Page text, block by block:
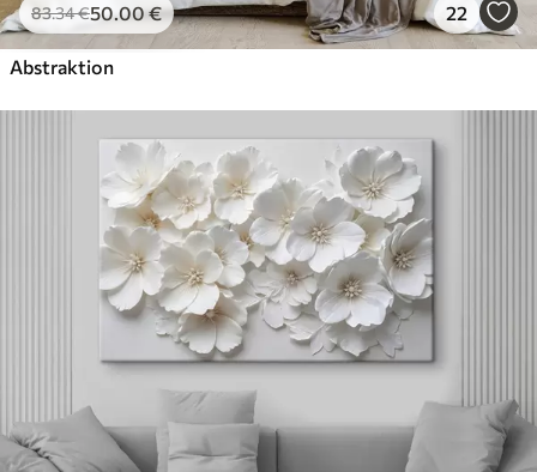
83.34€50.00€ 22
Abstraktion